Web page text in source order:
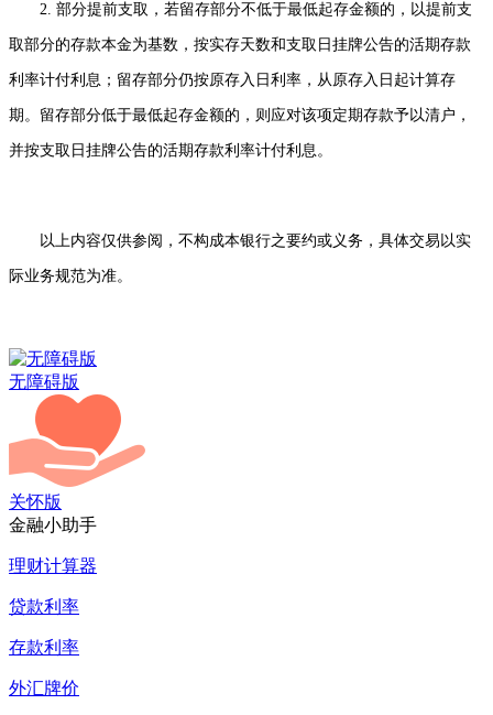
2. 部分提前支取，若留存部分不低于最低起存金额的，以提前支
取部分的存款本金为基数，按实存天数和支取日挂牌公告的活期存款
利率计付利息；留存部分仍按原存入日利率，从原存入日起计算存
期。留存部分低于最低起存金额的，则应对该项定期存款予以清户，
并按支取日挂牌公告的活期存款利率计付利息。
以上内容仅供参阅 ，不构成本银行之要约或义务 ， 具体交易以实
际业务规范为准。
无障碍版
关怀版
金融小助手
理财计算器
贷款利率
存款利率
外汇牌价